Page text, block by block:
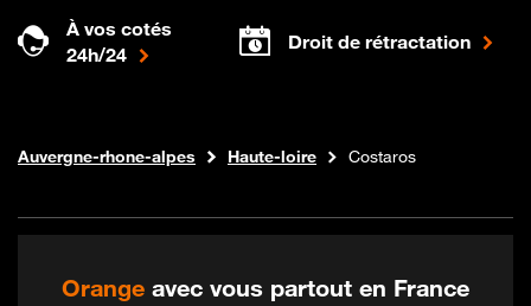
À vos cotés
24h/24
Droit de rétractation
Boutique Orange
Internet fibre
Auvergne-rhone-alpes Haute-loire Costaros